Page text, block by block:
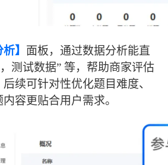
】 面板，通过数据分析能直
测试数据” 等，帮助商家评估
续可针对性优化题目难度、
容更贴合用户需求。